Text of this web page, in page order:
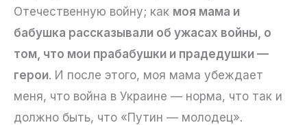
Отечественную войну; как моя мама и
бабушка рассказывали об ужасах войны, о
том, что мои прабабушки и прадедушки —
герои. И после этого, моя мама убеждает
меня, что война в Украине — норма, что так и
должно быть, что «Путин — молодец».